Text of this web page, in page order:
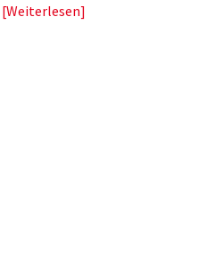
Weiterlesen